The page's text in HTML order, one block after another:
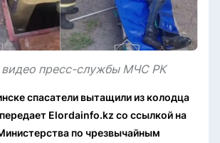
пресс-службы МЧС РК
спасатели вытащили из колодца
Elordainfo.kz со ссылкой на
по чрезвычайным